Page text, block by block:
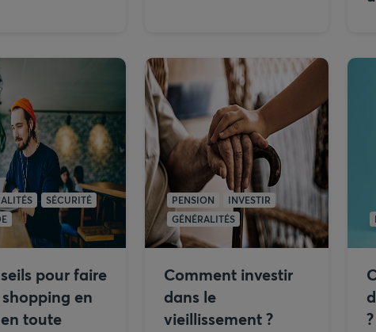
SÉCURITÉ
pour faire
en
toute
PENSION
INVESTIR
GÉNÉRALITÉS
Comment investir
dans le
vieillissement ?
?